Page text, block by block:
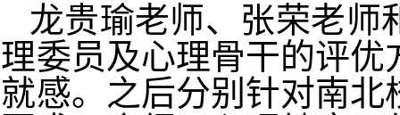
龙贵瑜老师、张荣老师
理委员及心理骨干的评
就感。之后分别针对南